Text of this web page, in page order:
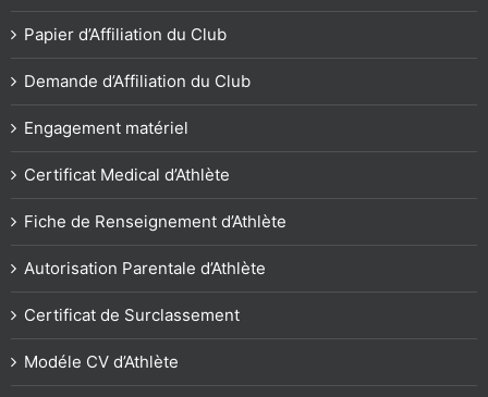
Papier d’Affiliation du Club
Demande d’Affiliation du Club
Engagement matériel
Certificat Medical d’Athlète
Fiche de Renseignement d’Athlète
Autorisation Parentale d’Athlète
Certificat de Surclassement
Modéle CV d’Athlète